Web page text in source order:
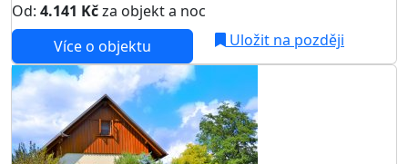
Od: 4.141 Kčza objekt a noc
Více o objektu Uložit na později